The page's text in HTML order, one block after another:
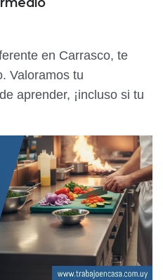
en Carrasco, te
Valoramos tu
aprender, ¡incluso si tu